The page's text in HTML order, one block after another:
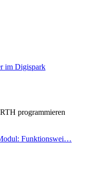
im Digispark
programmieren
Funktionswei…